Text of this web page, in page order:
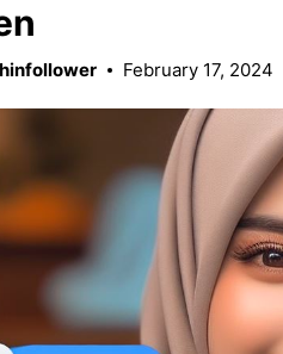
February 17, 2024